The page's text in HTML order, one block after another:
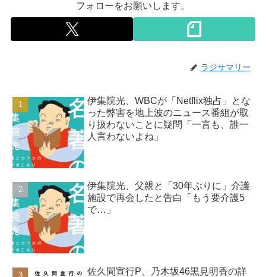
フォローをお願いします。
ラジサマリー
伊集院光、WBCが「Netflix独占」とな
った弊害を地上波のニュース番組が取
り扱わないことに疑問「一言も、誰一
人言わないよね」
伊集院光、父親と「30年ぶりに」介護
施設で再会したと告白「もう要介護5
で…」
佐久間宣行P、乃木坂46黒見明香の詳